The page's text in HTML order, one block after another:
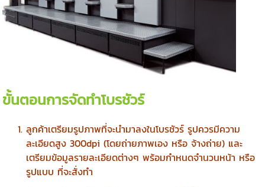
ขั้นตอนการจัดทำโบรชัวร์
ลูกค้าเตรียมรูปภาพที่จะนำมาลงในโบรชัวร์ รูปควรมีความ
ละเอียดสูง 300dpi (โดยถ่ายภาพเอง หรือ จ้างถ่าย) และ
เตรียมข้อมูลรายละเอียดต่างๆ พร้อมกำหนดจำนวนหน้า หรือ
รูปแบบ ที่จะสั่งทำ